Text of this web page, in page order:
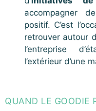
accompagner
positif. C’est
retrouver autour
l’entreprise
l’extérieur d’une
QUAND LE GOODIE